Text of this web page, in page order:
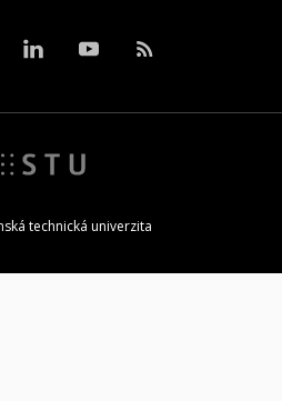
technická univerzita